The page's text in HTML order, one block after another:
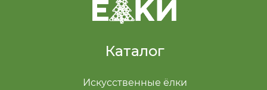
Каталог
Искусственные ёлки